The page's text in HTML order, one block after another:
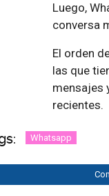
Luego,
conversa
El orden
las que
mensajes
recientes.
Whatsapp